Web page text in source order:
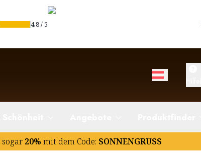
4.8/5
sogar 20% mit dem Code: SONNENGRUSS